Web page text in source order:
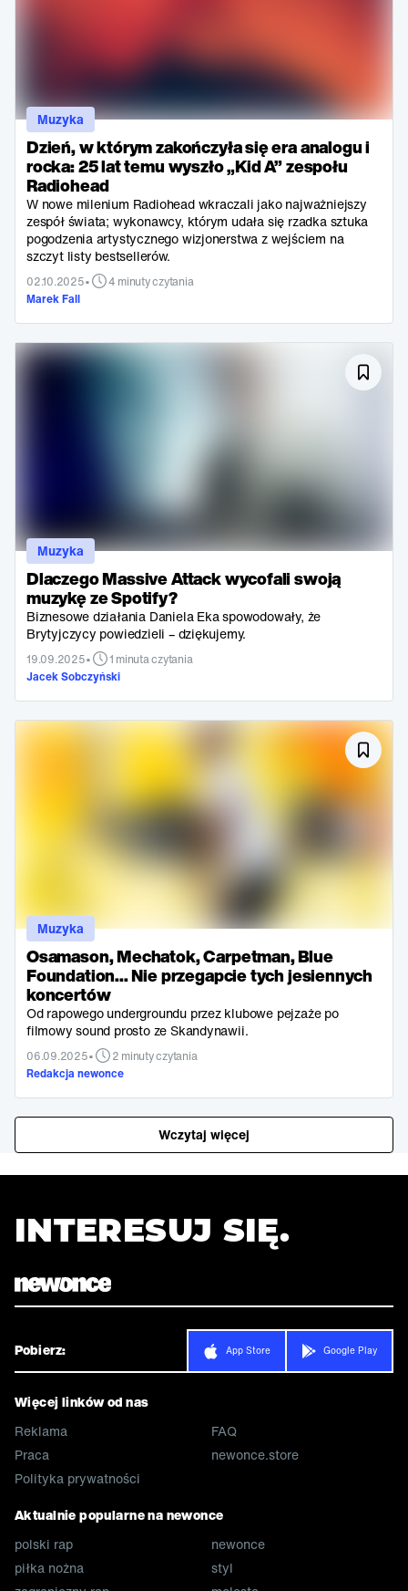
Dzień, w którym zakończyła się era analogu i
rocka: 25 lat temu wyszło „Kid A” zespołu
Radiohead
W nowe milenium Radiohead wkraczali jako najważniejszy
zespół świata; wykonawcy, którym udała się rzadka sztuka
pogodzenia artystycznego wizjonerstwa z wejściem na
szczyt listy bestsellerów.
02.10.2025•
4 minuty czytania
Marek Fall
Muzyka
Dlaczego Massive Attack wycofali swoją
muzykę ze Spotify?
Biznesowe działania Daniela Eka spowodowały, że
Brytyjczycy powiedzieli – dziękujemy.
19.09.2025•
1 minuta czytania
Jacek Sobczyński
Muzyka
Osamason, Mechatok, Carpetman, Blue
Foundation... Nie przegapcie tych jesiennych
koncertów
Od rapowego undergroundu przez klubowe pejzaże po
filmowy sound prosto ze Skandynawii.
06.09.2025•
2 minuty czytania
Redakcja newonce
Muzyka
Wczytaj więcej
INTERESUJ SIĘ.
Pobierz: App Store Google Play
Więcej linków od nas
Reklama
Praca
Polityka prywatności
FAQ
newonce.store
Aktualnie popularne na newonce
polski rap
piłka nożna
newonce
styl